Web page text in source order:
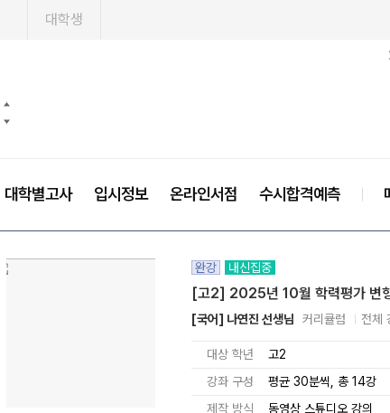
대학생
대학별고사 입시정보 온라인서점 수시합격예측
완강 내신집중
[고2] 2025년 10월 학력평가 변
[국어] 나연진 선생님 커리큘럼 전체
대상 학년 고2
강좌 구성
평균 30분씩, 총 14강
제작 방식
동영상 스튜디오 강의